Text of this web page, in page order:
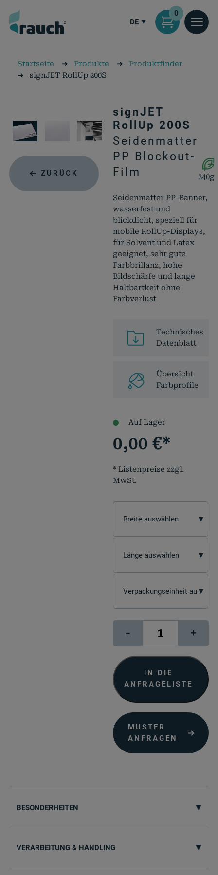
DE
0
Startseite ➜ Produkte ➜ Produktfinder
➜signJET RollUp 200S
ZURÜCK
signJET
RollUp 200S
Seidenmatter
PP Blockout-
Film
240g
Seidenmatter PP-Banner,
wasserfest und
blickdicht, speziell für
mobile RollUp-Displays,
für Solvent und Latex
geeignet, sehr gute
Farbbrillanz, hohe
Bildschärfe und lange
Haltbartkeit ohne
Farbverlust
Technisches
Datenblatt
Übersicht
Farbprofile
Auf Lager
0,00€*
* Listenpreise zzgl.
MwSt.
-
RollUp
200S
Menge
+
IN DIE
ANFRAGELISTE
MUSTER
ANFRAGEN
BESONDERHEITEN
VERARBEITUNG & HANDLING